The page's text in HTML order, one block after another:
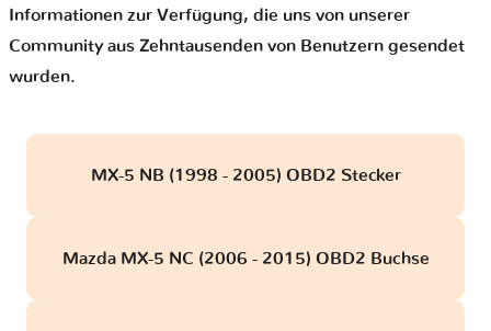
Informationen zur Verfügung, die uns von unserer
Community aus Zehntausenden von Benutzern gesendet
wurden.
MX-5 NB (1998 - 2005) OBD2 Stecker
Mazda MX-5 NC (2006 - 2015) OBD2 Buchse